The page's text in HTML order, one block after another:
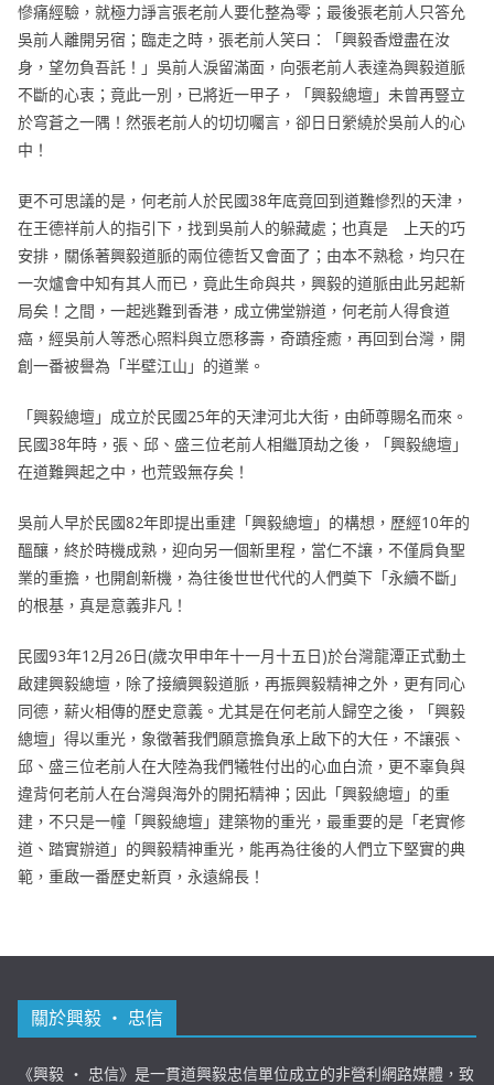
慘痛經驗，就極力諍言張老前人要化整為零；最後張老前人只答允
吳前人離開另宿；臨走之時，張老前人笑曰：「興毅香燈盡在汝
身，望勿負吾託！」吳前人淚留滿面，向張老前人表達為興毅道脈
不斷的心衷；竟此一別，已將近一甲子，「興毅總壇」未曾再豎立
於穹蒼之一隅！然張老前人的切切囑言，卻日日縈繞於吳前人的心
中！
更不可思議的是，何老前人於民國38年底竟回到道難慘烈的天津，
在王德祥前人的指引下，找到吳前人的躲藏處；也真是 上天的巧
安排，關係著興毅道脈的兩位德哲又會面了；由本不熟稔，均只在
一次爐會中知有其人而已，竟此生命與共，興毅的道脈由此另起新
局矣！之間，一起逃難到香港，成立佛堂辦道，何老前人得食道
癌，經吳前人等悉心照料與立愿移壽，奇蹟痊癒，再回到台灣，開
創一番被譽為「半壁江山」的道業。
「興毅總壇」成立於民國25年的天津河北大街，由師尊賜名而來。
民國38年時，張、邱、盛三位老前人相繼頂劫之後，「興毅總壇」
在道難興起之中，也荒毀無存矣！
吳前人早於民國82年即提出重建「興毅總壇」的構想，歷經10年的
醞釀，終於時機成熟，迎向另一個新里程，當仁不讓，不僅肩負聖
業的重擔，也開創新機，為往後世世代代的人們奠下「永續不斷」
的根基，真是意義非凡！
民國93年12月26日(歲次甲申年十一月十五日)於台灣龍潭正式動土
啟建興毅總壇，除了接續興毅道脈，再振興毅精神之外，更有同心
同德，薪火相傳的歷史意義。尤其是在何老前人歸空之後，「興毅
總壇」得以重光，象徵著我們願意擔負承上啟下的大任，不讓張、
邱、盛三位老前人在大陸為我們犧牲付出的心血白流，更不辜負與
違背何老前人在台灣與海外的開拓精神；因此「興毅總壇」的重
建，不只是一幢「興毅總壇」建築物的重光，最重要的是「老實修
道、踏實辦道」的興毅精神重光，能再為往後的人們立下堅實的典
範，重啟一番歷史新頁，永遠綿長！
關於興毅 ‧ 忠信
《興毅 ‧ 忠信》是一貫道興毅忠信單位成立的非營利網路媒體，致